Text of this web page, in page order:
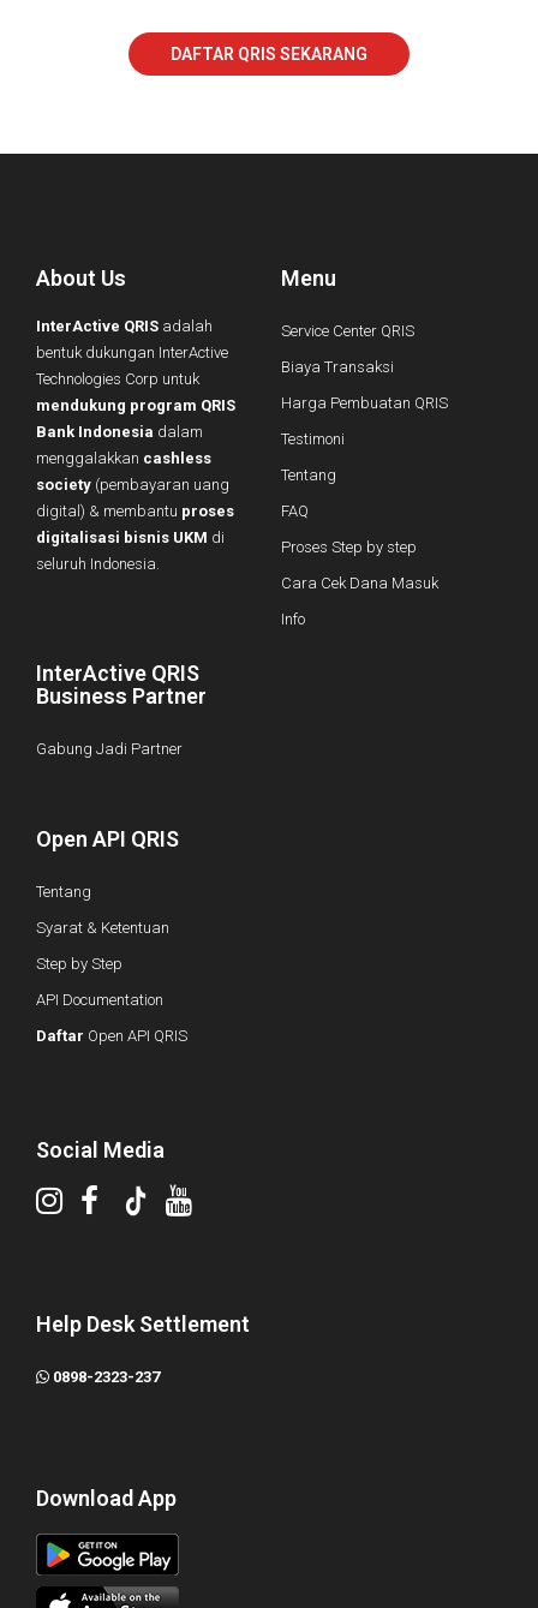
DAFTAR QRIS SEKARANG
About Us
InterActive QRIS adalah
bentuk dukungan InterActive
Technologies Corp untuk
mendukung program QRIS
Bank Indonesia dalam
menggalakkan cashless
society (pembayaran uang
digital) & membantu proses
digitalisasi bisnis UKM di
seluruh Indonesia.
InterActive QRIS
Business Partner
Gabung Jadi Partner
Menu
Service Center QRIS
Biaya Transaksi
Harga Pembuatan QRIS
Testimoni
Tentang
FAQ
Proses Step by step
Cara Cek Dana Masuk
Info
Open API QRIS
Tentang
Syarat & Ketentuan
Step by Step
API Documentation
Daftar Open API QRIS
Social Media
Help Desk Settlement
0898-2323-237
Download App